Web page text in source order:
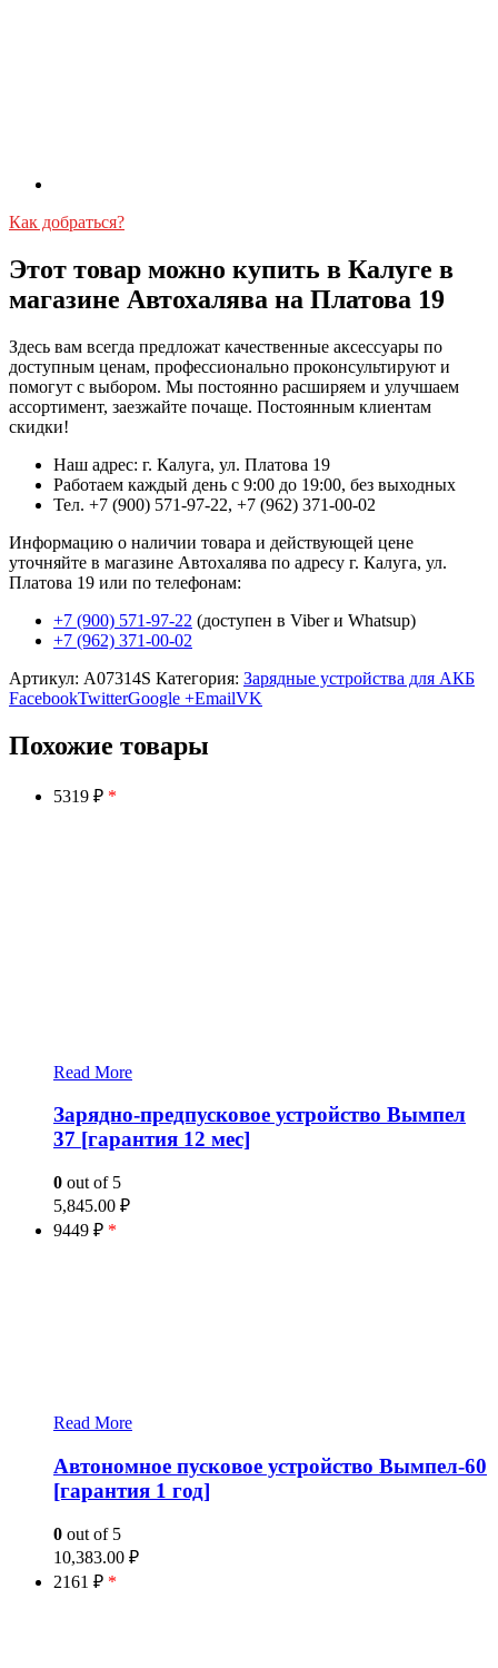
Как добраться?
Этот товар можно купить в Калуге в
магазине Автохалява на Платова 19
Здесь вам всегда предложат качественные аксессуары по
доступным ценам, профессионально проконсультируют и
помогут с выбором. Мы постоянно расширяем и улучшаем
ассортимент, заезжайте почаще. Постоянным клиентам
скидки!
Наш адрес: г. Калуга, ул. Платова 19
Работаем каждый день с 9:00 до 19:00, без выходных
Тел. +7 (900) 571-97-22, +7 (962) 371-00-02
Информацию о наличии товара и действующей цене
уточняйте в магазине Автохалява по адресу г. Калуга, ул.
Платова 19 или по телефонам:
+7 (900) 571-97-22 (доступен в Viber и Whatsup)
+7 (962) 371-00-02
Артикул: A07314S Категория: Зарядные устройства для АКБ
FacebookTwitterGoogle +EmailVK
Похожие товары
5319 ₽ *
Read More
Зарядно-предпусковое устройство Вымпел
37 [гарантия 12 мес]
0 out of 5
5,845.00 ₽
9449 ₽ *
Read More
Автономное пусковое устройство Вымпел-60
[гарантия 1 год]
0 out of 5
10,383.00 ₽
2161 ₽ *